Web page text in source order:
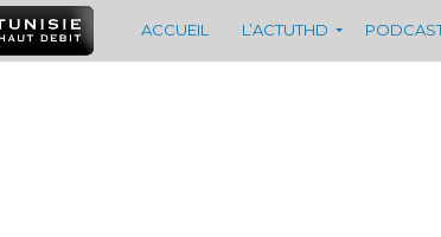
ACCUEIL L’ACTUTHD